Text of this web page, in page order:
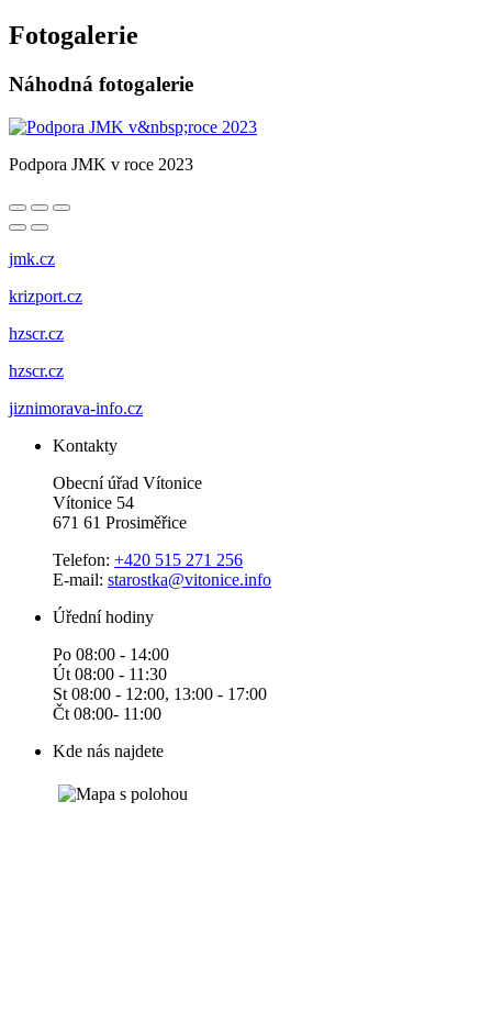
Fotogalerie
Náhodná fotogalerie
Podpora JMK v roce 2023
jmk.cz
krizport.cz
hzscr.cz
hzscr.cz
jiznimorava-info.cz
Kontakty
Obecní úřad Vítonice
Vítonice 54
671 61 Prosiměřice
Telefon: +420 515 271 256
E-mail: starostka@vitonice.info
Úřední hodiny
Po 08:00 - 14:00
Út 08:00 - 11:30
St 08:00 - 12:00, 13:00 - 17:00
Čt 08:00- 11:00
Kde nás najdete